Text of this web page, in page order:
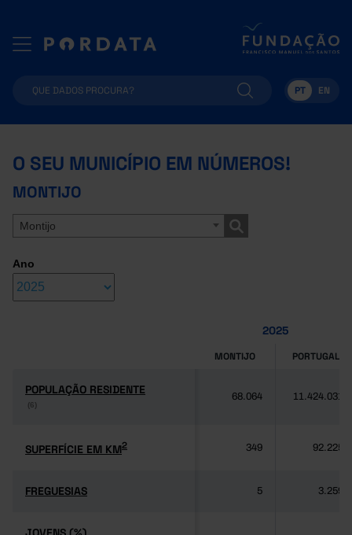
PT EN
O SEU MUNICÍPIO EM NÚMEROS!
MONTIJO
Montijo
Ano
2025
MONTIJO PORTUGAL
POPULAÇÃO RESIDENTE
(6)
POPULAÇÃO RESIDENTE
(6)
68.064 11.424.031
SUPERFÍCIE EM KM2
SUPERFÍCIE EM KM2 349 92.225
FREGUESIAS
FREGUESIAS 5 3.259